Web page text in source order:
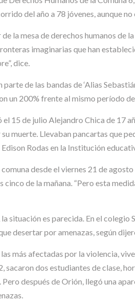
del año a 78 jóvenes, aunque
la mesa de derechos humanos de
imaginarias que han
dice.
de las bandas de ‘Alias
un 200% frente al mismo período
el 15 de julio Alejandro Chica de 17
muerte. Llevaban pancartas que
Rodas en la Institución
desde el viernes 21 de
cinco de la mañana. “Pero esta
la situación es parecida. En el
desertar por amenazas, según
las más afectadas por la violencia,
sacaron dos estudiantes de clase,
Pero después de Orión, llegó una